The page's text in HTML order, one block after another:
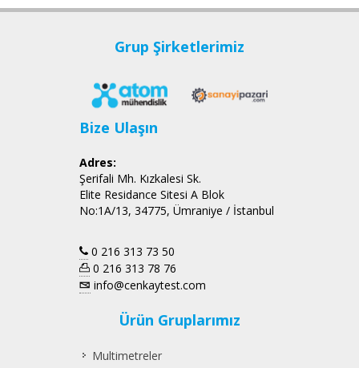
Grup Şirketlerimiz
Bize Ulaşın
Adres:
Şerifali Mh. Kızkalesi Sk.
Elite Residance Sitesi A Blok
No:1A/13, 34775, Ümraniye / İstanbul
0 216 313 73 50
0 216 313 78 76
info@cenkaytest.com
Ürün Gruplarımız
Multimetreler